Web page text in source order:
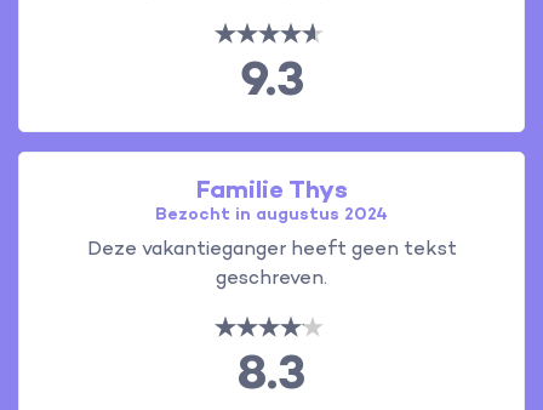
9.3
Familie Thys
Bezocht in augustus 2024
Deze vakantieganger heeft geen tekst
geschreven.
8.3